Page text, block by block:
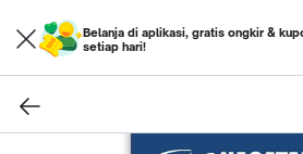
Belanja di aplikasi, gratis ongkir &
setiap hari!